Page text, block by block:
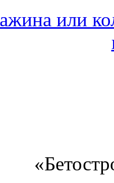
или